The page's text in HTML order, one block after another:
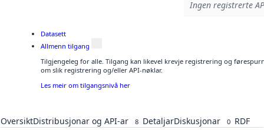
Ingen registrerte
Datasett
Allmenn tilgang
Tilgjengeleg for alle. Tilgang kan likevel krevje registrering og
om slik registrering og/eller API-nøklar.
Les meir om tilgangsnivå her
OversiktDistribusjonar og API-ar 8 DetaljarDiskusjonar 0 RDF